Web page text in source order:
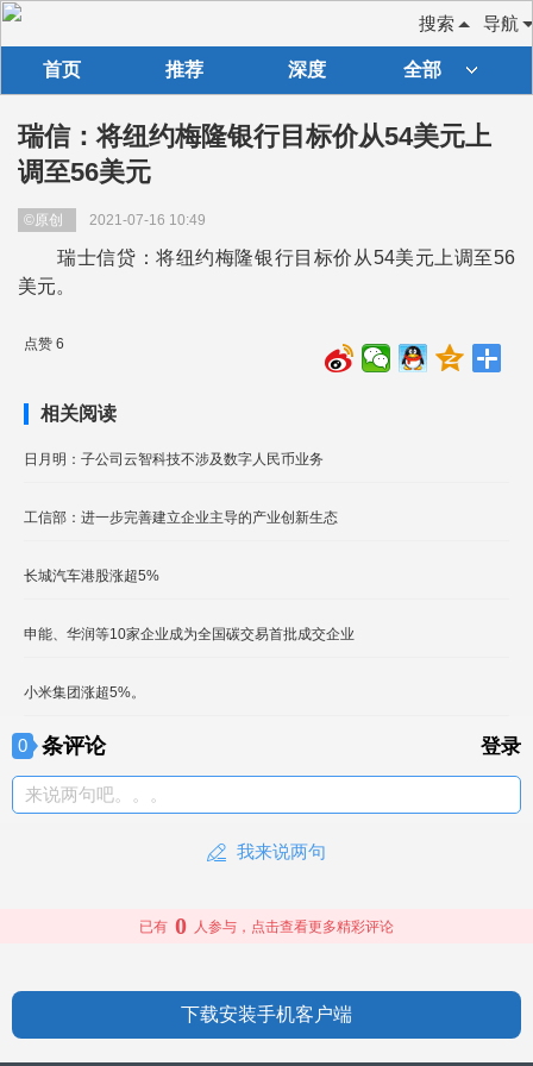
导航
搜索
首页 推荐 深度 全部
瑞信：将纽约梅隆银行目标价从54美元上
调至56美元
©原创 2021-07-16 10:49
瑞士信贷：将纽约梅隆银行目标价从54美元上调至56
美元。
点赞 6
相关阅读
日月明：子公司云智科技不涉及数字人民币业务
工信部：进一步完善建立企业主导的产业创新生态
长城汽车港股涨超5%
申能、华润等10家企业成为全国碳交易首批成交企业
小米集团涨超5%。
0 条评论 登录
来说两句吧。。。
我来说两句
已有 0 人参与，点击查看更多精彩评论
下载安装手机客户端